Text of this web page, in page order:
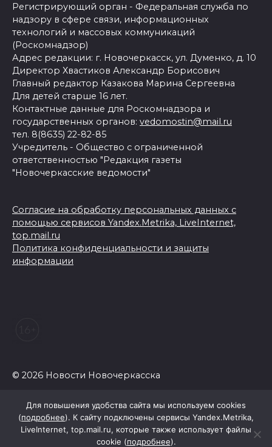
Регистрирующий орган - Федеральная служба по
надзору в сфере связи, информационных
технологий и массовых коммуникаций
(Роскомнадзор)
Адрес редакции: г. Новочеркасск, ул. Думенко, д. 10
Директор Хвастиков Александр Борисович
Главный редактор Казакова Марина Сергеевна
Для детей старше 16 лет.
Контактные данные для Роскомнадзора и
государственных органов: vedomostin@mail.ru
тел. 8(8635) 22-82-85
Учредитель - Общество с ограниченной
ответственностью "Редакция газеты
"Новочеркасские ведомости"
Согласие на обработку персональных данных с
помощью сервисов Yandex.Metrika, LiveInternet,
top.mail.ru
Политика конфиденциальности и защиты
информации
© 2026 Новости Новочеркасска
Для повышения удобства сайта мы используем cookies
(подробнее). К сайту подключены сервисы Yandex.Metrika,
LiveInternet, top.mail.ru, которые также использует файлы
cookie (подробнее).